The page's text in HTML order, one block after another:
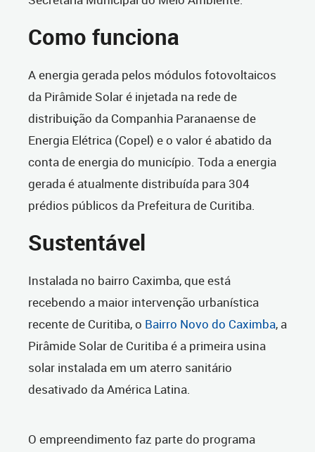
Como funciona
A energia gerada pelos módulos fotovoltaicos
da Pirâmide Solar é injetada na rede de
distribuição da Companhia Paranaense de
Energia Elétrica (Copel) e o valor é abatido da
conta de energia do município. Toda a energia
gerada é atualmente distribuída para 304
prédios públicos da Prefeitura de Curitiba.
Sustentável
Instalada no bairro Caximba, que está
recebendo a maior intervenção urbanística
recente de Curitiba, o Bairro Novo do Caximba, a
Pirâmide Solar de Curitiba é a primeira usina
solar instalada em um aterro sanitário
desativado da América Latina.
O empreendimento faz parte do programa